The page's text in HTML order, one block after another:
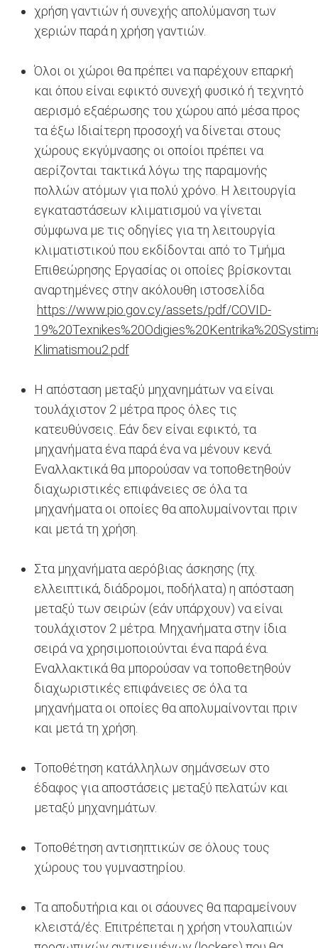
χρήση γαντιών ή συνεχής απολύμανση των
χεριών παρά η χρήση γαντιών.
Όλοι οι χώροι θα πρέπει να παρέχουν επαρκή
και όπου είναι εφικτό συνεχή φυσικό ή τεχνητό
αερισμό εξαέρωσης του χώρου από μέσα προς
τα έξω Ιδιαίτερη προσοχή να δίνεται στους
χώρους εκγύμνασης οι οποίοι πρέπει να
αερίζονται τακτικά λόγω της παραμονής
πολλών ατόμων για πολύ χρόνο. Η λειτουργία
εγκαταστάσεων κλιματισμού να γίνεται
σύμφωνα με τις οδηγίες για τη λειτουργία
κλιματιστικού που εκδίδονται από το Τμήμα
Επιθεώρησης Εργασίας οι οποίες βρίσκονται
αναρτημένες στην ακόλουθη ιστοσελίδα
https://www.pio.gov.cy/assets/pdf/COVID-
Klimatismou2.pdf
Η απόσταση μεταξύ μηχανημάτων να είναι
τουλάχιστον 2 μέτρα προς όλες τις
κατευθύνσεις. Εάν δεν είναι εφικτό, τα
μηχανήματα ένα παρά ένα να μένουν κενά.
Εναλλακτικά θα μπορούσαν να τοποθετηθούν
διαχωριστικές επιφάνειες σε όλα τα
μηχανήματα οι οποίες θα απολυμαίνονται πριν
και μετά τη χρήση.
Στα μηχανήματα αερόβιας άσκησης (πχ.
ελλειπτικά, διάδρομοι, ποδήλατα) η απόσταση
μεταξύ των σειρών (εάν υπάρχουν) να είναι
τουλάχιστον 2 μέτρα. Μηχανήματα στην ίδια
σειρά να χρησιμοποιούνται ένα παρά ένα.
Εναλλακτικά θα μπορούσαν να τοποθετηθούν
διαχωριστικές επιφάνειες σε όλα τα
μηχανήματα οι οποίες θα απολυμαίνονται πριν
και μετά τη χρήση.
Τοποθέτηση κατάλληλων σημάνσεων στο
έδαφος για αποστάσεις μεταξύ πελατών και
μεταξύ μηχανημάτων.
Τοποθέτηση αντισηπτικών σε όλους τους
χώρους του γυμναστηρίου.
Τα αποδυτήρια και οι σάουνες θα παραμείνουν
κλειστά/ές. Επιτρέπεται η χρήση ντουλαπιών